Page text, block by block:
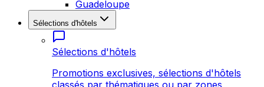
Guadeloupe
Sélections d'hôtels
Sélections d'hôtels
Promotions exclusives, sélections d'hôtels